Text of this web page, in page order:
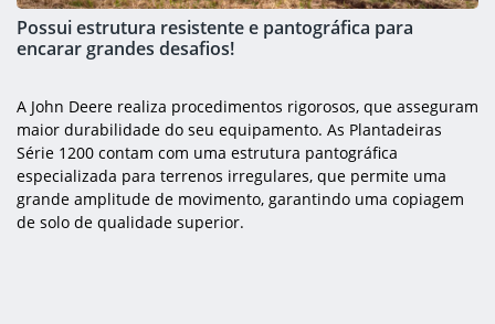
Possui estrutura resistente e pantográfica para
encarar grandes desafios!
A John Deere realiza procedimentos rigorosos, que asseguram
maior durabilidade do seu equipamento. As Plantadeiras
Série 1200 contam com uma estrutura pantográfica
especializada para terrenos irregulares, que permite uma
grande amplitude de movimento, garantindo uma copiagem
de solo de qualidade superior.